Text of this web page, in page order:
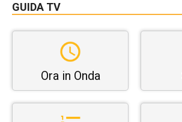
GUIDA TV
Ora in Onda